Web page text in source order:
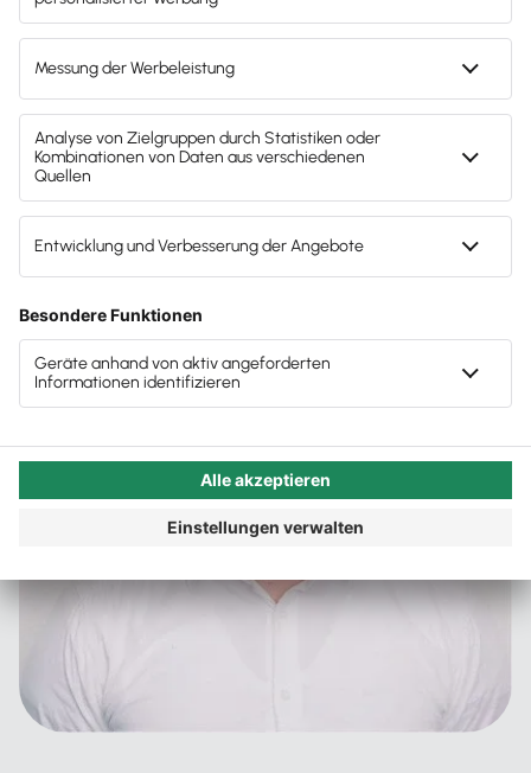
optimieren, aber auch die Ihrer Mandant:innen.
gefächert sein - und er teilt sie gerne mit Ihnen.
Autor:in:Carola Heine
Veröffentlicht: 15.09.2025
Kategorie: